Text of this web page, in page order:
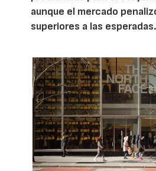
aunque el mercado
superiores a las esperadas.